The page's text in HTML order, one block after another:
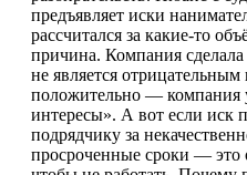
предъявляет иски
рассчитался за какие-то
причина. Компания
не является
положительно — компания
интересы». А вот если иск
подрядчику за
просроченные сроки —